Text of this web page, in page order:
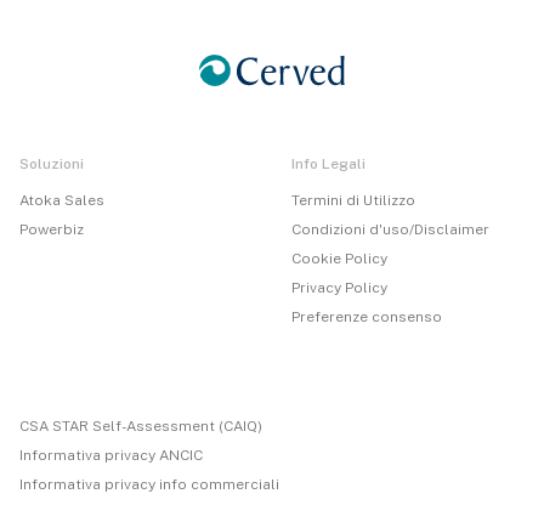
Soluzioni
Atoka Sales
Powerbiz
Info Legali
Termini di Utilizzo
Condizioni d'uso/Disclaimer
Cookie Policy
Privacy Policy
Preferenze consenso
CSA STAR Self-Assessment (CAIQ)
Informativa privacy ANCIC
Informativa privacy info commerciali